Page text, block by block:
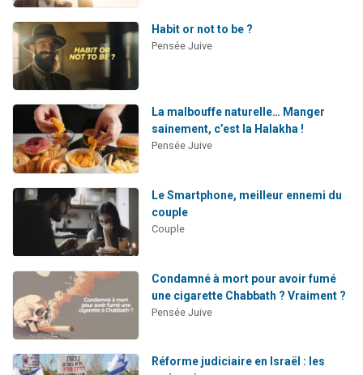
Habit or not to be ?
Pensée Juive
La malbouffe naturelle… Manger
sainement, c’est la Halakha !
Pensée Juive
Le Smartphone, meilleur ennemi du
couple
Couple
Condamné à mort pour avoir fumé
une cigarette Chabbath ? Vraiment ?
Pensée Juive
Réforme judiciaire en Israël : les